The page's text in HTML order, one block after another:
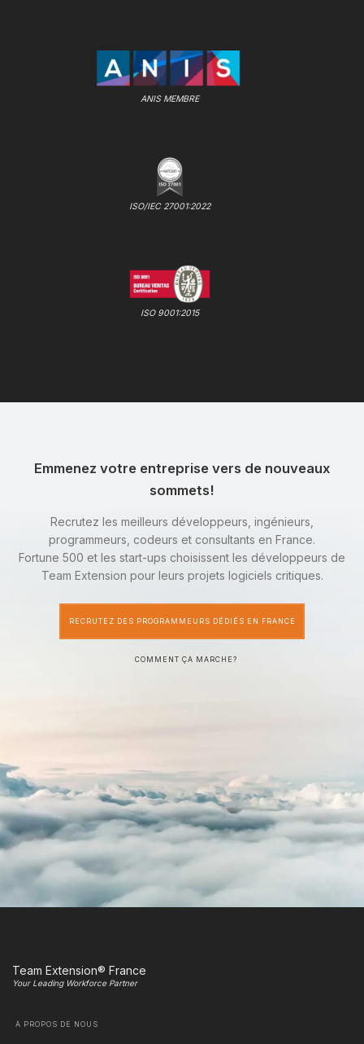
ANIS MEMBRE
ISO/IEC 27001:2022
ISO 9001:2015
Emmenez votre entreprise vers de nouveaux
sommets!
Recrutez les meilleurs développeurs, ingénieurs,
programmeurs, codeurs et consultants en France.
Fortune 500 et les start-ups choisissent les développeurs de
Team Extension pour leurs projets logiciels critiques.
RECRUTEZ DES PROGRAMMEURS DÉDIÉS EN FRANCE
COMMENT ÇA MARCHE?
Team Extension® France
Your Leading Workforce Partner
À PROPOS DE NOUS